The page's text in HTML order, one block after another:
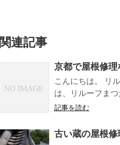
関連記事
京都で屋根修理
こんにちは。 リ
は、リルーフま
記事を読む
古い蔵の屋根修